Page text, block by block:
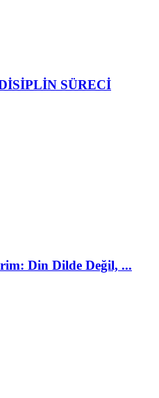
SÜRECİ
Din Dilde Değil, ...